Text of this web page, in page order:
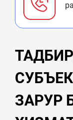
ЗАРУР